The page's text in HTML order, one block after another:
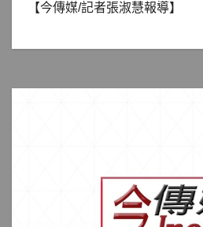
【今傳媒/記者張淑慧報導